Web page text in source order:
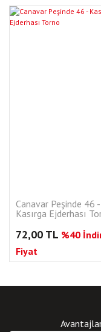
Canavar Peşinde 46 -
Kasırga Ejderhası
72,00 TL %40
Fiyat